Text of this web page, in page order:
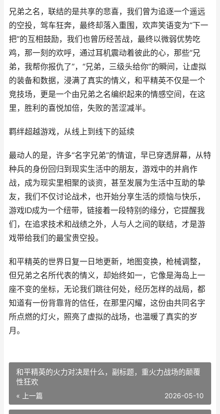
兄弟之名，联结的是共享的悲喜，我们曾为追逐一个遥远
的空投，驾车狂奔，最终却落入重围，欢声笑语变为“下一
把”的互相鼓励，我们也曾历经苦战，最终以微弱优势吃
鸡，那一刻的欢呼，通过耳机震动着彼此的心，那些“兄
弟，我帮你报仇了”，“兄弟，三级头给你”的瞬间，让虚拟
的装备和数据，浸满了真实的情义，和平精英不仅是一个
竞技场，更是一个由兄弟之名编织起来的情感空间，在这
里，胜利的喜悦加倍，失败的苦涩减半。
羁绊超越游戏，从线上到线下的延续
最动人的是，许多“名字兄弟”的情谊，早已穿透屏幕，从特
种兵的身份回归到现实生活中的朋友，游戏中的并肩作
战，成为现实里相聚的谈资，甚至发展为生活中互助的挚
友，我们不仅讨论战术，也开始分享生活的烦恼与快乐，
游戏ID成为一个纽带，链接着一段特别的缘分，它提醒我
们，在追求技术和战绩之外，人与人之间的联结，才是游
戏带给我们的最宝贵空投。
和平精英的世界日复一日地更新，地图变换，枪械调整，
但兄弟之名所代表的情义，却始终如一，它像是海岛上一
座不变的坐标，无论我们跳往何处，经历怎样的战局，都
知道有一份背靠背的信任，在那里闪耀，这份由共同名字
所点燃的灯火，照亮了虚拟的战场，也温暖了真实的岁
月。
和平精英的火力对决是什么，副标题，重火力战场的颠覆
性狂欢
« 上一篇 2026-05-10